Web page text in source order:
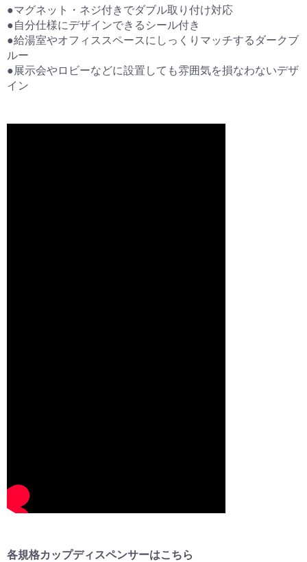
●マグネット・ネジ付きでダブル取り付け対応
●自分仕様にデザインできるシール付き
●給湯室やオフィススペースにしっくりマッチするダークブ
ルー
●展示会やロビーなどに設置しても雰囲気を損なわないデザ
イン
各規格カップディスペンサーはこちら